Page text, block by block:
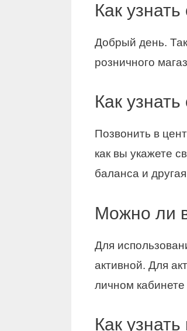
Как
Добрый день.
розничного
Как
Позвонить в
как вы укажете
баланса и
Можно ли
Для
активной. Для
личном
Как